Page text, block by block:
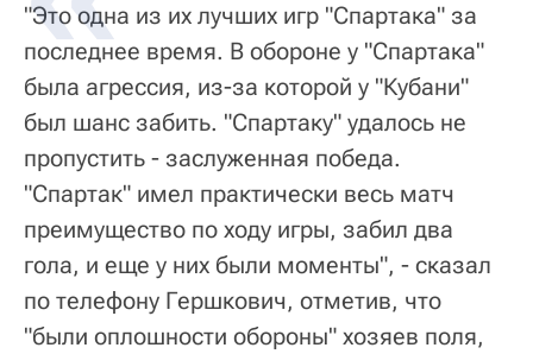
"Это одна из их лучших игр "Спартака" за
последнее время. В обороне у "Спартака"
была агрессия, из-за которой у "Кубани"
был шанс забить. "Спартаку" удалось не
пропустить - заслуженная победа.
"Спартак" имел практически весь матч
преимущество по ходу игры, забил два
гола, и еще у них были моменты", - сказал
по телефону Гершкович, отметив, что
"были оплошности обороны" хозяев поля,